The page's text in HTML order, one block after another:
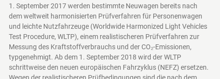
1. September 2017 werden bestimmte Neuwagen bereits nach
dem weltweit harmonisierten Prüfverfahren für Personenwagen
und leichte Nutzfahrzeuge (Worldwide Harmonized Light Vehicles
Test Procedure, WLTP), einem realistischeren Prüfverfahren zur
Messung des Kraftstoffverbrauchs und der CO₂-Emissionen,
typgenehmigt. Ab dem 1. September 2018 wird der WLTP
schrittweise den neuen europäischen Fahrzyklus (NEFZ) ersetzen.
Wegen der realistischeren Prüfbedingungen sind die nach dem